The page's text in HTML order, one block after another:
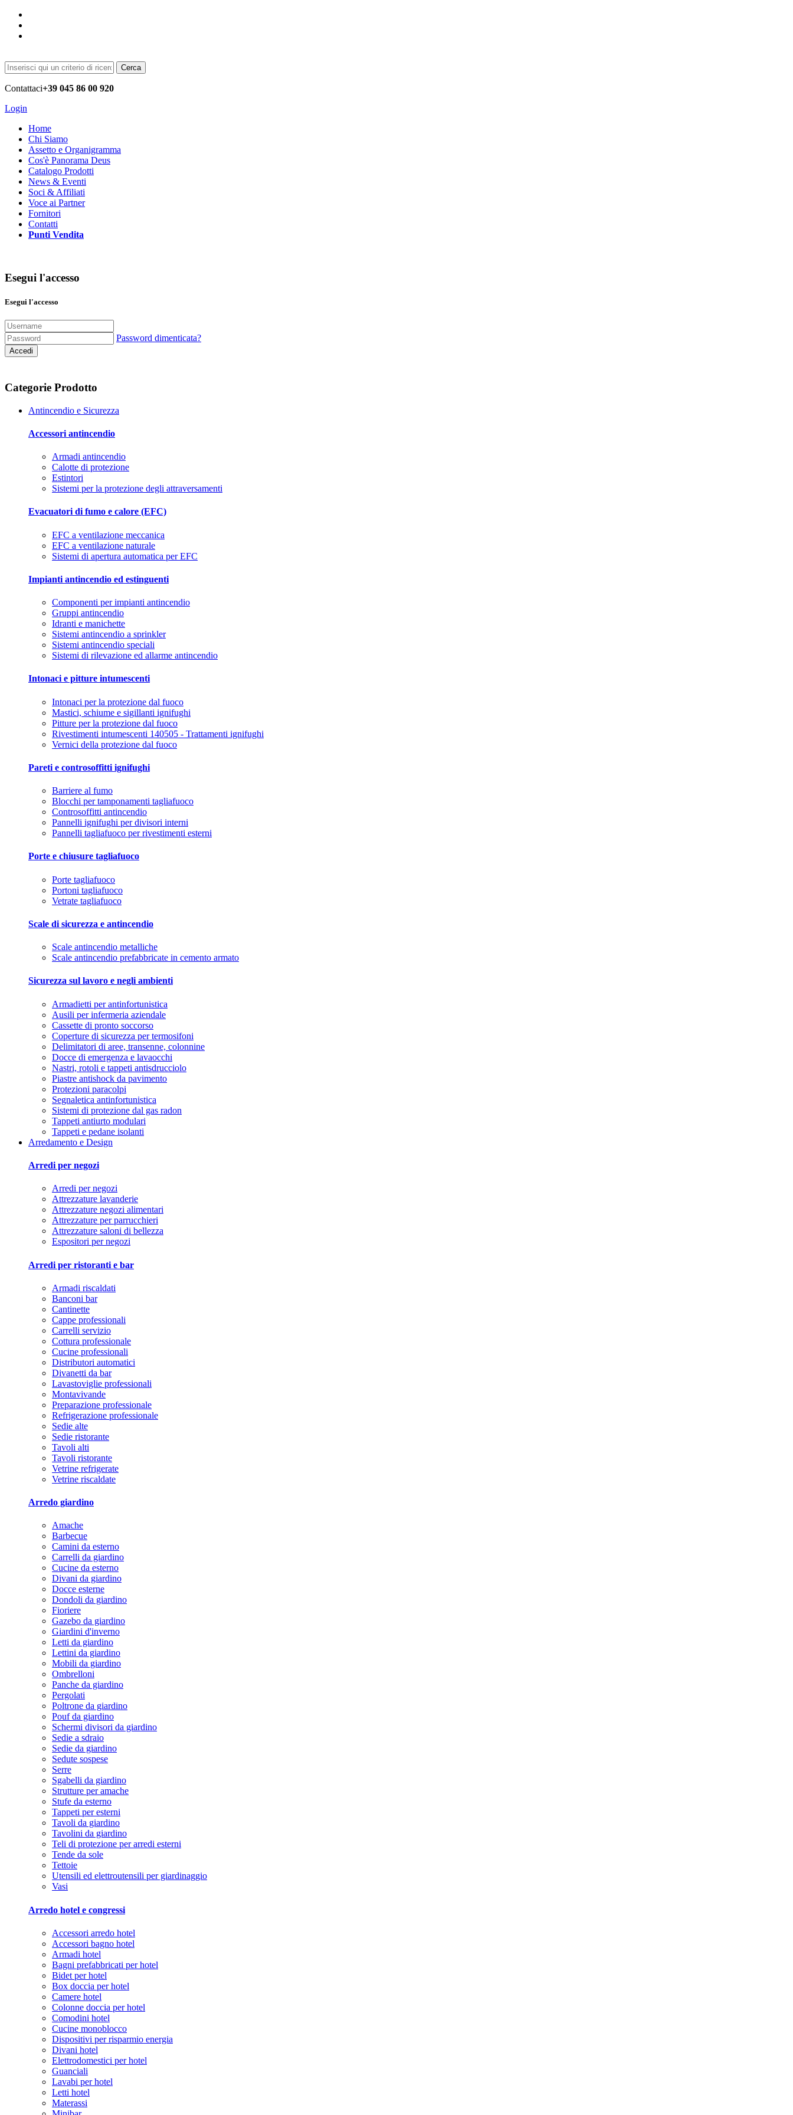
Cerca
Contattaci+39 045 86 00 920
Login
Home
Chi Siamo
Assetto e Organigramma
Cos'è Panorama Deus
Catalogo Prodotti
News & Eventi
Soci & Affiliati
Voce ai Partner
Fornitori
Contatti
Punti Vendita
Esegui l'accesso
Esegui l'accesso
Password dimenticata?
Accedi
Categorie Prodotto
Antincendio e Sicurezza
Accessori antincendio
Armadi antincendio
Calotte di protezione
Estintori
Sistemi per la protezione degli attraversamenti
Evacuatori di fumo e calore (EFC)
EFC a ventilazione meccanica
EFC a ventilazione naturale
Sistemi di apertura automatica per EFC
Impianti antincendio ed estinguenti
Componenti per impianti antincendio
Gruppi antincendio
Idranti e manichette
Sistemi antincendio a sprinkler
Sistemi antincendio speciali
Sistemi di rilevazione ed allarme antincendio
Intonaci e pitture intumescenti
Intonaci per la protezione dal fuoco
Mastici, schiume e sigillanti ignifughi
Pitture per la protezione dal fuoco
Rivestimenti intumescenti 140505 - Trattamenti ignifughi
Vernici della protezione dal fuoco
Pareti e controsoffitti ignifughi
Barriere al fumo
Blocchi per tamponamenti tagliafuoco
Controsoffitti antincendio
Pannelli ignifughi per divisori interni
Pannelli tagliafuoco per rivestimenti esterni
Porte e chiusure tagliafuoco
Porte tagliafuoco
Portoni tagliafuoco
Vetrate tagliafuoco
Scale di sicurezza e antincendio
Scale antincendio metalliche
Scale antincendio prefabbricate in cemento armato
Sicurezza sul lavoro e negli ambienti
Armadietti per antinfortunistica
Ausili per infermeria aziendale
Cassette di pronto soccorso
Coperture di sicurezza per termosifoni
Delimitatori di aree, transenne, colonnine
Docce di emergenza e lavaocchi
Nastri, rotoli e tappeti antisdrucciolo
Piastre antishock da pavimento
Protezioni paracolpi
Segnaletica antinfortunistica
Sistemi di protezione dal gas radon
Tappeti antiurto modulari
Tappeti e pedane isolanti
Arredamento e Design
Arredi per negozi
Arredi per negozi
Attrezzature lavanderie
Attrezzature negozi alimentari
Attrezzature per parrucchieri
Attrezzature saloni di bellezza
Espositori per negozi
Arredi per ristoranti e bar
Armadi riscaldati
Banconi bar
Cantinette
Cappe professionali
Carrelli servizio
Cottura professionale
Cucine professionali
Distributori automatici
Divanetti da bar
Lavastoviglie professionali
Montavivande
Preparazione professionale
Refrigerazione professionale
Sedie alte
Sedie ristorante
Tavoli alti
Tavoli ristorante
Vetrine refrigerate
Vetrine riscaldate
Arredo giardino
Amache
Barbecue
Camini da esterno
Carrelli da giardino
Cucine da esterno
Divani da giardino
Docce esterne
Dondoli da giardino
Fioriere
Gazebo da giardino
Giardini d'inverno
Letti da giardino
Lettini da giardino
Mobili da giardino
Ombrelloni
Panche da giardino
Pergolati
Poltrone da giardino
Pouf da giardino
Schermi divisori da giardino
Sedie a sdraio
Sedie da giardino
Sedute sospese
Serre
Sgabelli da giardino
Strutture per amache
Stufe da esterno
Tappeti per esterni
Tavoli da giardino
Tavolini da giardino
Teli di protezione per arredi esterni
Tende da sole
Tettoie
Utensili ed elettroutensili per giardinaggio
Vasi
Arredo hotel e congressi
Accessori arredo hotel
Accessori bagno hotel
Armadi hotel
Bagni prefabbricati per hotel
Bidet per hotel
Box doccia per hotel
Camere hotel
Colonne doccia per hotel
Comodini hotel
Cucine monoblocco
Dispositivi per risparmio energia
Divani hotel
Elettrodomestici per hotel
Guanciali
Lavabi per hotel
Letti hotel
Materassi